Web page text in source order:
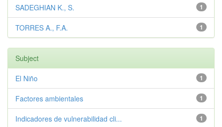
1
SADEGHIAN K., S.
1
TORRES A., F.A.
Subject
1
El Niño
1
Factores ambientales
1
Indicadores de vulnerabilidad cli...